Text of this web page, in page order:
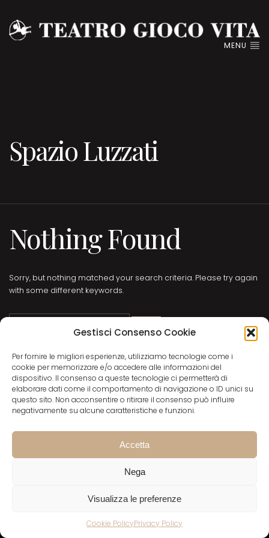
Gestisci Consenso Cookie
Per fornire le migliori esperienze, utilizziamo tecnologie come i
cookie per memorizzare e/o accedere alle informazioni del
dispositivo. Il consenso a queste tecnologie ci permetterà di
elaborare dati come il comportamento di navigazione o ID unici su
questo sito. Non acconsentire o ritirare il consenso può influire
negativamente su alcune caratteristiche e funzioni.
Accetta
Nega
Visualizza le preferenze
Cookie PolicyPrivacy Policy
MENU
Spazio Luzzati
Nothing Found
Sorry, but nothing matched your search criteria. Please try again
with some different keywords.
Ricerca
Facebook
X Instagram
Via San Siro, 9
Privacy policy